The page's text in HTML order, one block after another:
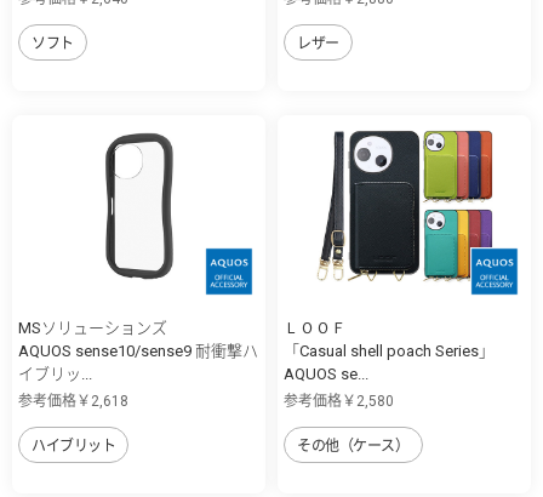
ソフト レザー
MSソリューションズ
AQUOS sense10/sense9 耐衝撃ハ
イブリッ...
参考価格￥2,618
ハイブリット
ＬＯＯＦ
「Casual shell poach Series」
AQUOS se...
参考価格￥2,580
その他（ケース）